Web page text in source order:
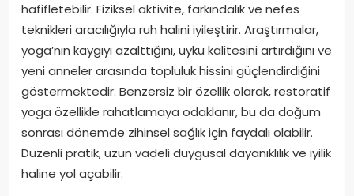
hafifletebilir. Fiziksel aktivite, farkındalık ve nefes
teknikleri aracılığıyla ruh halini iyileştirir. Araştırmalar,
yoga’nın kaygıyı azalttığını, uyku kalitesini artırdığını ve
yeni anneler arasında topluluk hissini güçlendirdiğini
göstermektedir. Benzersiz bir özellik olarak, restoratif
yoga özellikle rahatlamaya odaklanır, bu da doğum
sonrası dönemde zihinsel sağlık için faydalı olabilir.
Düzenli pratik, uzun vadeli duygusal dayanıklılık ve iyilik
haline yol açabilir.